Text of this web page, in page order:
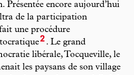
Présentée encore aujourd’hui
de la participation
une procédure
2 . Le grand
libérale, Tocqueville, le
les paysans de son village